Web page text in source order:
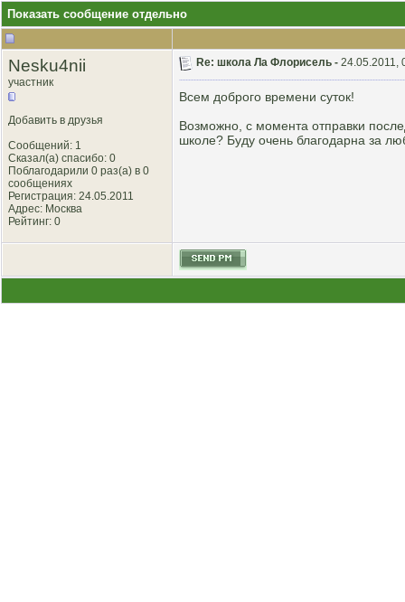
Показать сообщение отдельно
Nesku4nii
участник
Добавить в друзья
Сообщений: 1
Сказал(а) спасибо: 0
Поблагодарили 0 раз(а) в 0
сообщениях
Регистрация: 24.05.2011
Адрес: Москва
Рейтинг: 0
Re: школа Ла Флорисель - 24.05.2011,
Всем доброго времени суток!
Возможно, с момента отправки
школе? Буду очень благодарна за